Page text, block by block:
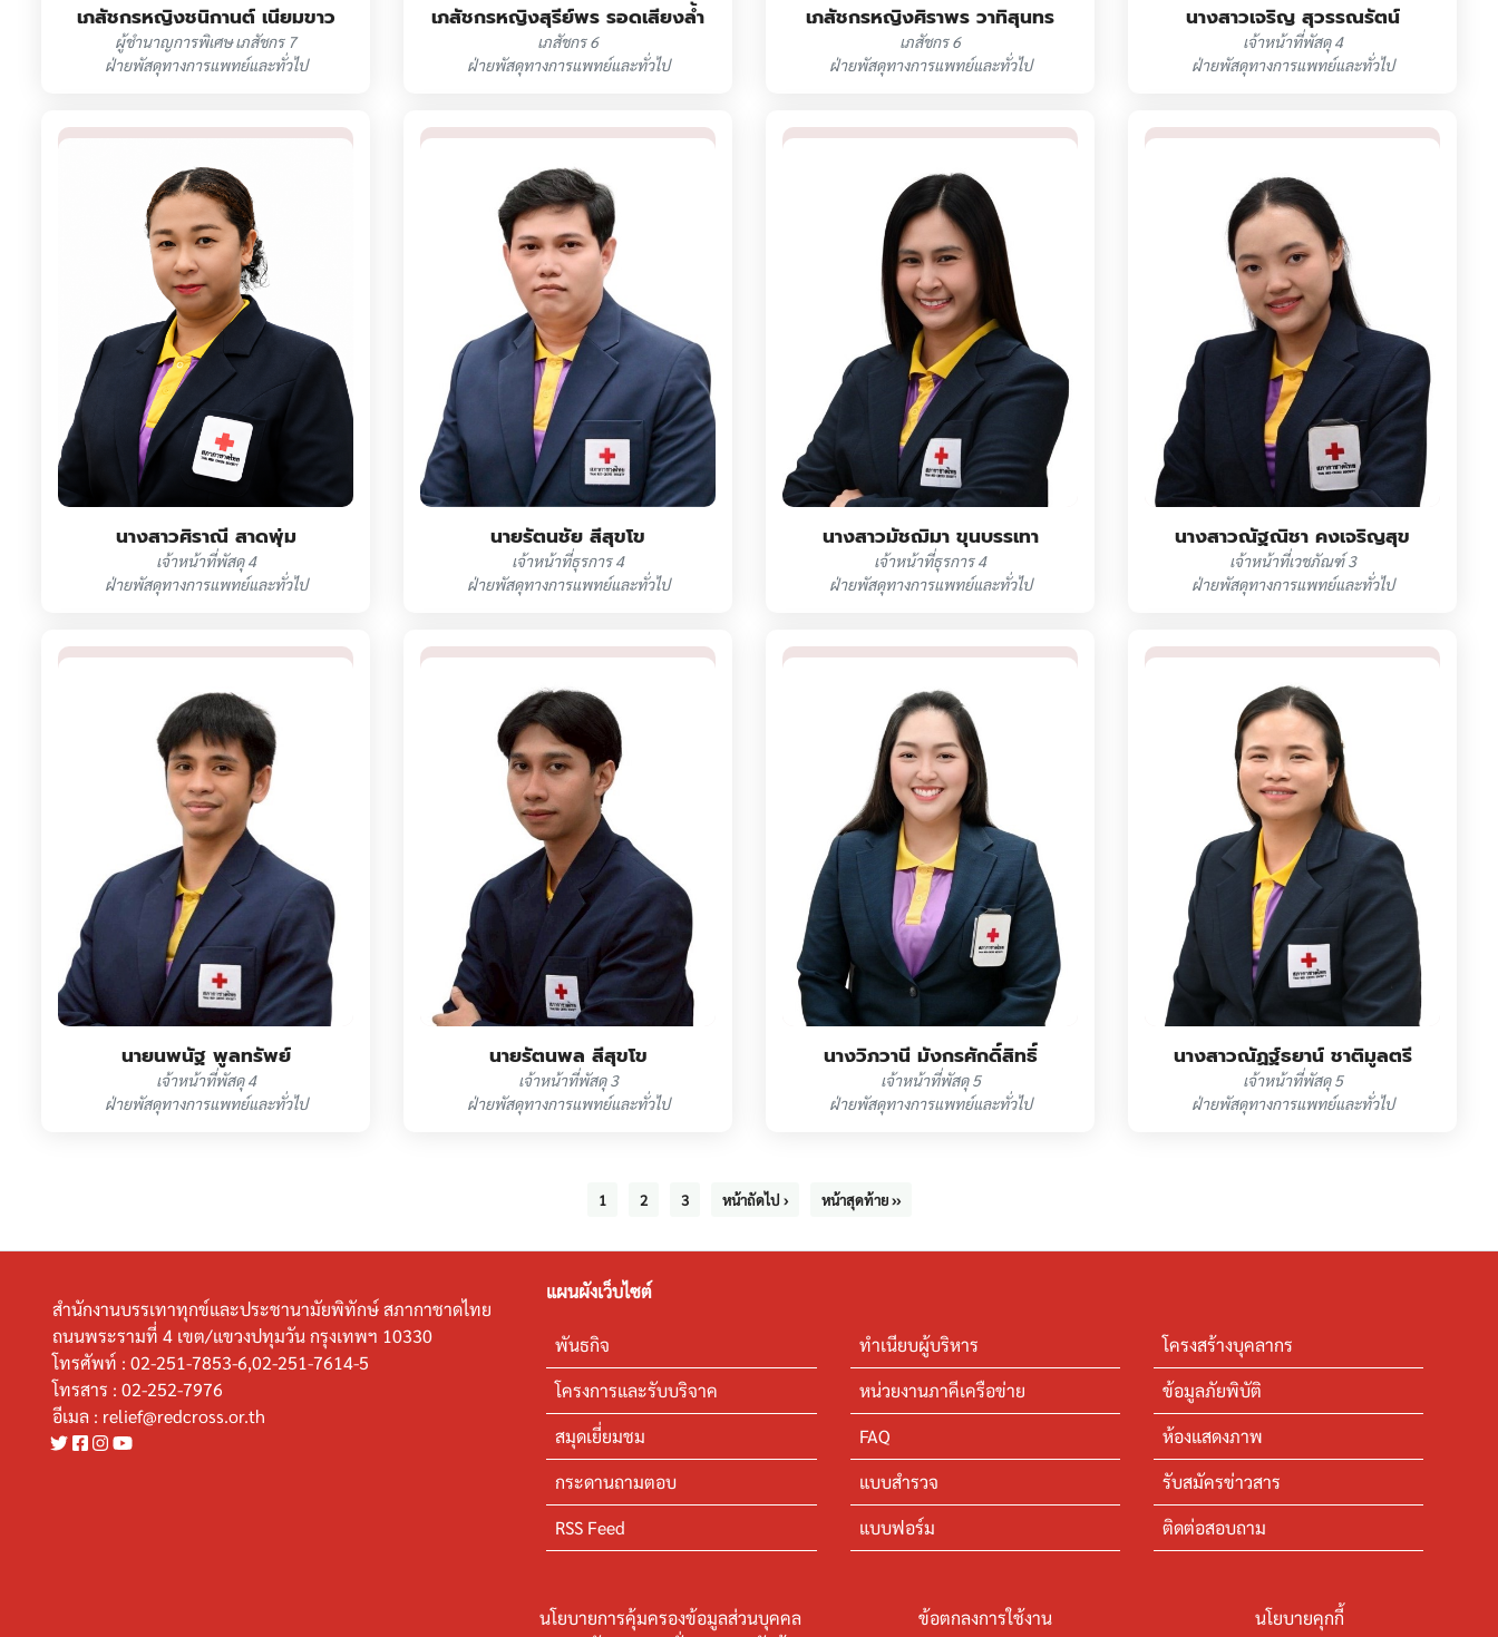
เภสัชกรหญิงชนิกานต์ เนียมขาว
ผู้ชำนาญการพิเศษ เภสัชกร 7
ฝ่ายพัสดุทางการแพทย์และทั่วไป
เภสัชกรหญิงสุรีย์พร รอดเสียงล้ำ
เภสัชกร 6
ฝ่ายพัสดุทางการแพทย์และทั่วไป
เภสัชกรหญิงศิราพร วาทิสุนทร
เภสัชกร 6
ฝ่ายพัสดุทางการแพทย์และทั่วไป
นางสาวเจริญ สุวรรณรัตน์
เจ้าหน้าที่พัสดุ 4
ฝ่ายพัสดุทางการแพทย์และทั่วไป
นางสาวศิราณี สาดพุ่ม
เจ้าหน้าที่พัสดุ 4
ฝ่ายพัสดุทางการแพทย์และทั่วไป
นายรัตนชัย สีสุขโข
เจ้าหน้าที่ธุรการ 4
ฝ่ายพัสดุทางการแพทย์และทั่วไป
นางสาวมัชฌิมา ขุนบรรเทา
เจ้าหน้าที่ธุรการ 4
ฝ่ายพัสดุทางการแพทย์และทั่วไป
นางสาวณัฐณิชา คงเจริญสุข
เจ้าหน้าที่เวชภัณฑ์ 3
ฝ่ายพัสดุทางการแพทย์และทั่วไป
นายนพนัฐ พูลทรัพย์
เจ้าหน้าที่พัสดุ 4
ฝ่ายพัสดุทางการแพทย์และทั่วไป
นายรัตนพล สีสุขโข
เจ้าหน้าที่พัสดุ 3
ฝ่ายพัสดุทางการแพทย์และทั่วไป
นางวิภวานี มังกรศักดิ์สิทธิ์
เจ้าหน้าที่พัสดุ 5
ฝ่ายพัสดุทางการแพทย์และทั่วไป
นางสาวณัฏฐ์ธยาน์ ชาติมูลตรี
เจ้าหน้าที่พัสดุ 5
ฝ่ายพัสดุทางการแพทย์และทั่วไป
1 2 3 หน้าถัดไป › หน้าสุดท้าย ››
สำนักงานบรรเทาทุกข์และประชานามัยพิทักษ์ สภากาชาดไทย
ถนนพระรามที่ 4 เขต/แขวงปทุมวัน กรุงเทพฯ 10330
โทรศัพท์ : 02-251-7853-6,02-251-7614-5
โทรสาร : 02-252-7976
อีเมล : relief@redcross.or.th
แผนผังเว็บไซต์
พันธกิจ ทำเนียบผู้บริหาร
โครงสร้างบุคลากร
โครงการและรับบริจาค
หน่วยงานภาคีเครือข่าย
ข้อมูลภัยพิบัติ
สมุดเยี่ยมชม
FAQ
ห้องแสดงภาพ
กระดานถามตอบ
แบบสำรวจ
รับสมัครข่าวสาร
RSS Feed
แบบฟอร์ม ติดต่อสอบถาม
นโยบายการคุ้มครองข้อมูลส่วนบุคคล ข้อตกลงการใช้งาน
นโยบายคุกกี้